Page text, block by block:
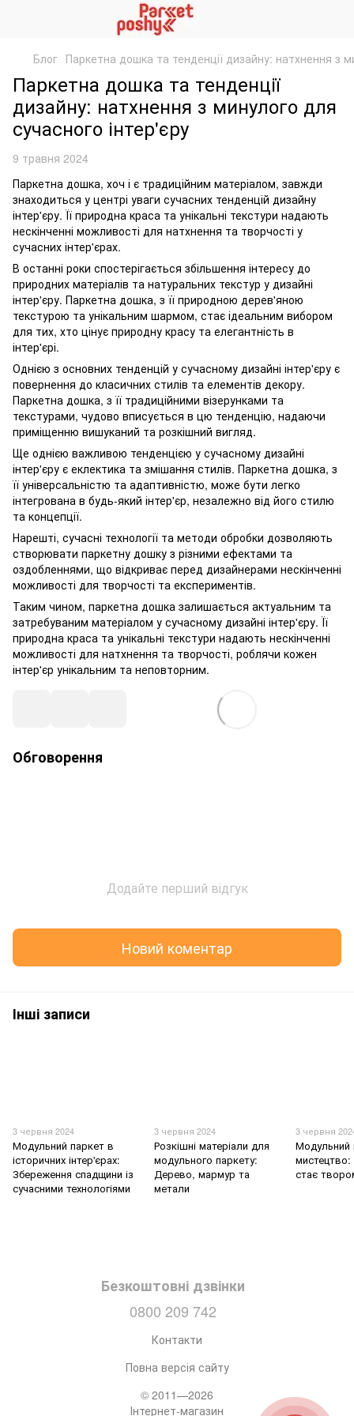
Блог Паркетна дошка та тенденції дизайну: натхнення з
Паркетна дошка та тенденції
дизайну: натхнення з минулого для
сучасного інтер'єру
9 травня 2024
Паркетна дошка, хоч і є традиційним матеріалом, завжди
знаходиться у центрі уваги сучасних тенденцій дизайну
інтер'єру. Її природна краса та унікальні текстури надають
нескінченні можливості для натхнення та творчості у
сучасних інтер'єрах.
В останні роки спостерігається збільшення інтересу до
природних матеріалів та натуральних текстур у дизайні
інтер'єру. Паркетна дошка, з її природною дерев'яною
текстурою та унікальним шармом, стає ідеальним вибором
для тих, хто цінує природну красу та елегантність в
інтер'єрі.
Однією з основних тенденцій у сучасному дизайні інтер'єру є
повернення до класичних стилів та елементів декору.
Паркетна дошка, з її традиційними візерунками та
текстурами, чудово вписується в цю тенденцію, надаючи
приміщенню вишуканий та розкішний вигляд.
Ще однією важливою тенденцією у сучасному дизайні
інтер'єру є еклектика та змішання стилів. Паркетна дошка, з
її універсальністю та адаптивністю, може бути легко
інтегрована в будь-який інтер'єр, незалежно від його стилю
та концепції.
Нарешті, сучасні технології та методи обробки дозволяють
створювати паркетну дошку з різними ефектами та
оздобленнями, що відкриває перед дизайнерами нескінченні
можливості для творчості та експериментів.
Таким чином, паркетна дошка залишається актуальним та
затребуваним матеріалом у сучасному дизайні інтер'єру. Її
природна краса та унікальні текстури надають нескінченні
можливості для натхнення та творчості, роблячи кожен
інтер'єр унікальним та неповторним.
Обговорення
Додайте перший відгук
Новий коментар
Інші записи
3 червня 2024
Модульний паркет в
історичних інтер'єрах:
Збереження спадщини із
сучасними технологіями
3 червня 2024
Розкішні матеріали для
модульного паркету:
Дерево, мармур та
метали
3 червня
Модульний
мистецтво:
стає
Безкоштовні дзвінки
0800 209 742
Контакти
Повна версія сайту
© 2011—2026
Інтернет-магазин